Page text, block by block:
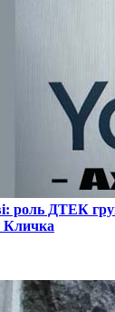
роль ДТЕК
Кличка